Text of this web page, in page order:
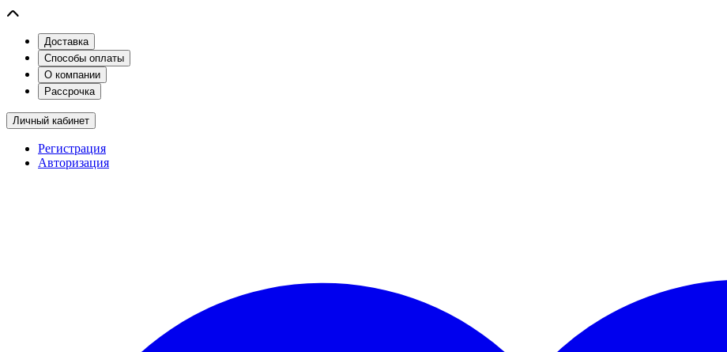
Доставка
Способы оплаты
О компании
Рассрочка
Личный кабинет
Регистрация
Авторизация